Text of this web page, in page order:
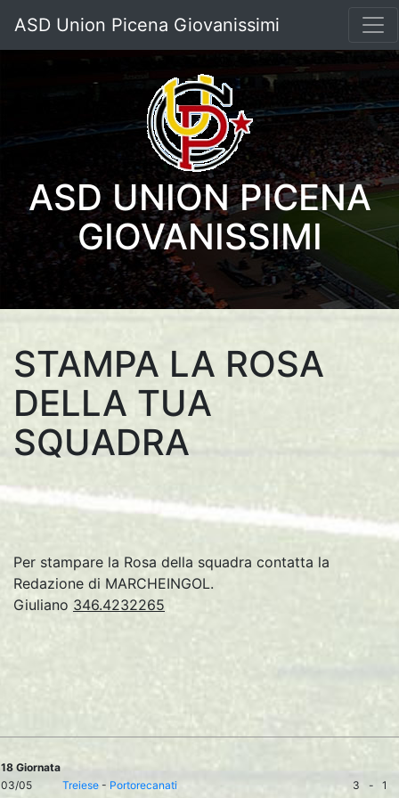
ASD Union Picena Giovanissimi
ASD UNION PICENA
GIOVANISSIMI
STAMPA LA ROSA
DELLA TUA
SQUADRA
Per stampare la Rosa della squadra contatta la
Redazione di MARCHEINGOL.
Giuliano 346.4232265
18 Giornata
03/05
Treiese - Portorecanati 3 -
1